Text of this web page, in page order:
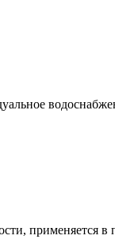
применяется в